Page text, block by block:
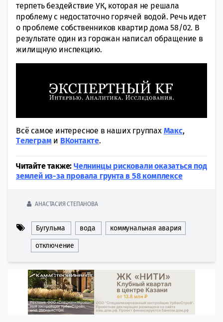
терпеть бездействие УК, которая не решала
проблему с недостаточно горячей водой. Речь идет
о проблеме собственников квартир дома 58/02. В
результате один из горожан написал обращение в
жилищную инспекцию.
Всё самое интересное в наших группах Макс,
Tелеграми ВКонтакте.
Читайте также: Челнинцы рисковали оказаться под
землей из-за провала грунта в 58 комплексе
АНАСТАСИЯ СТЕПАНОВА
Бугульма вода коммунальная авария
отключение